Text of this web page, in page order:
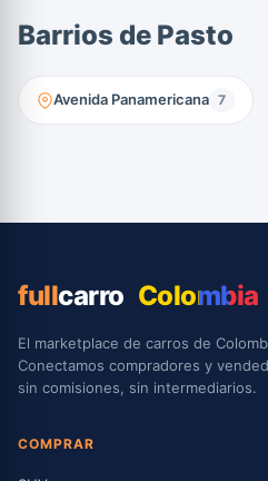
Barrios de Pasto
Avenida Panamericana 7
fullcarro Colombia
El marketplace de carros de
Conectamos compradores y
sin comisiones, sin intermediarios.
COMPRAR